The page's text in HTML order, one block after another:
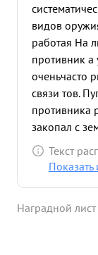
видов
работая На
противник
оченьчасто
связи тов.
противника
закопал с
линии 6
мужес
562 сп. ...»
Текст
Наградной лист